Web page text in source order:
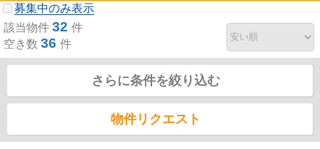
募集中のみ表示
該当物件 32 件
空き数 36 件
さらに条件を絞り込む
物件リクエスト